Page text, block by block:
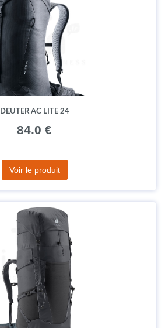
DEUTER AC LITE 24
84.0 €
Voir le produit